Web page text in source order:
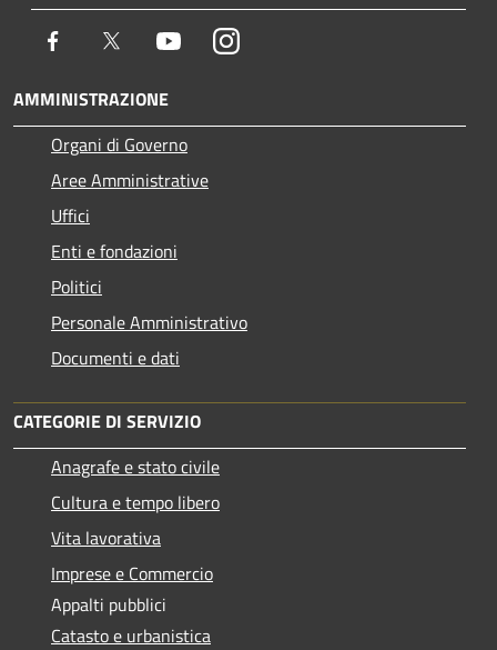
Facebook Twitter YoutubeInstagram
AMMINISTRAZIONE
Organi di Governo
Aree Amministrative
Uffici
Enti e fondazioni
Politici
Personale Amministrativo
Documenti e dati
CATEGORIE DI SERVIZIO
Anagrafe e stato civile
Cultura e tempo libero
Vita lavorativa
Imprese e Commercio
Appalti pubblici
Catasto e urbanistica